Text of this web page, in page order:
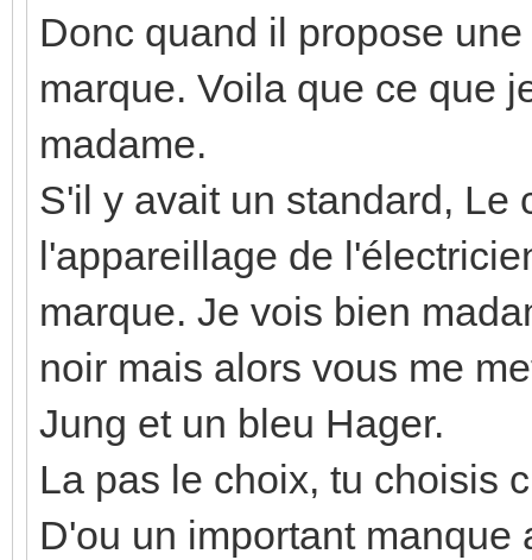
Donc quand il propose
marque. Voila que ce que
madame.
S'il y avait un standard, Le
l'appareillage de
marque. Je vois bien
noir mais alors vous me
Jung et un bleu Hager.
La pas le choix, tu choisis
D'ou un important